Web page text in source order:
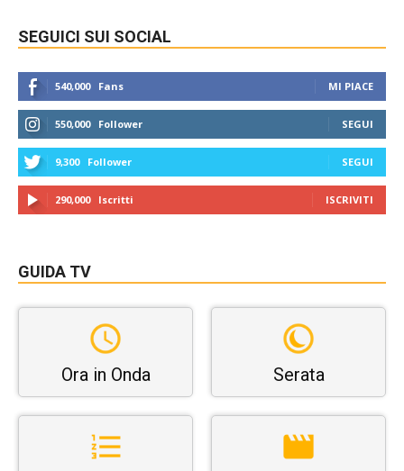
SEGUICI SUI SOCIAL
540,000 Fans MI PIACE
550,000 Follower SEGUI
9,300 Follower SEGUI
290,000 Iscritti ISCRIVITI
GUIDA TV
Ora in Onda Serata